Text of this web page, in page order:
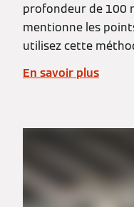
profondeur de 100
mentionne les
utilisez cette
En savoir plus